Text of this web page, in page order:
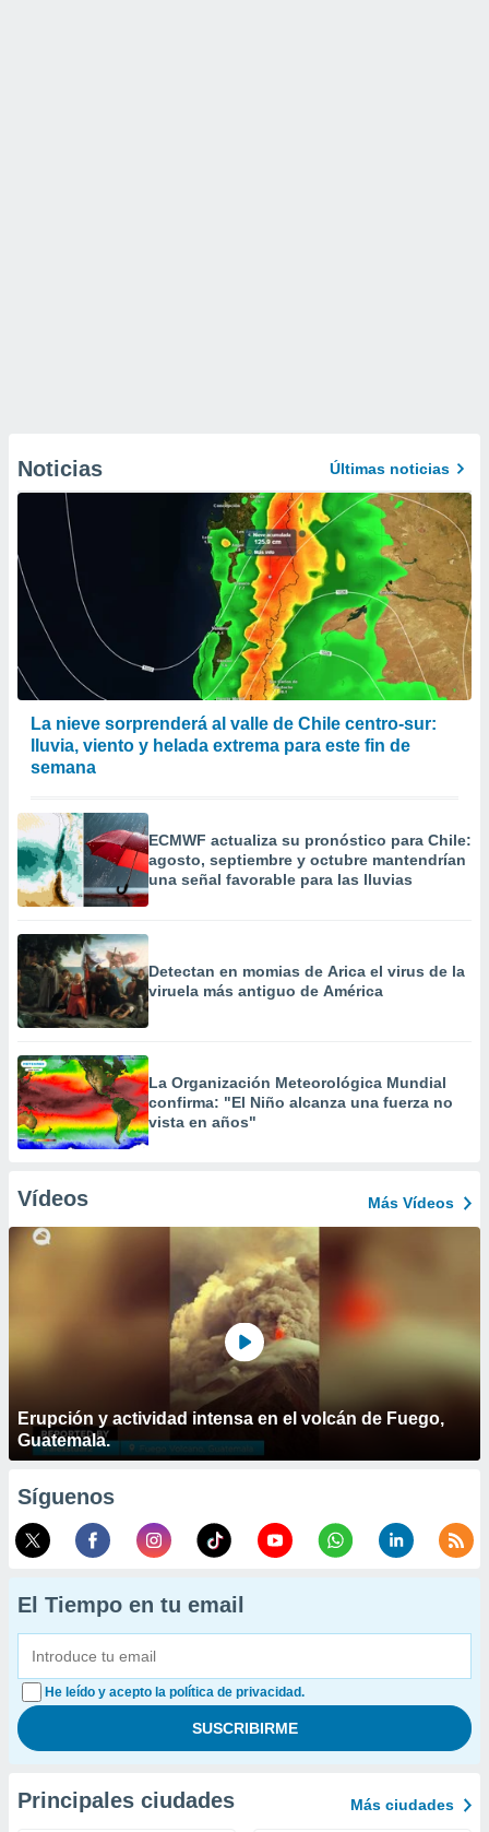
Noticias Últimas noticias
La nieve sorprenderá al valle de Chile centro-sur:
lluvia, viento y helada extrema para este fin de
semana
ECMWF actualiza su pronóstico para Chile:
agosto, septiembre y octubre mantendrían
una señal favorable para las lluvias
Detectan en momias de Arica el virus de la
viruela más antiguo de América
La Organización Meteorológica Mundial
confirma: "El Niño alcanza una fuerza no
vista en años"
Vídeos Más Vídeos
Erupción y actividad intensa en el volcán de Fuego,
Guatemala.
Síguenos
El Tiempo en tu email
He leído y acepto la política de privacidad.
Principales ciudades Más ciudades